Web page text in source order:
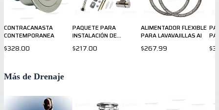
CONTRACANASTA
CONTEMPORANEA
$328.00
PAQUETE PARA
INSTALACIÓN DE
$217.00
ALIMENTADOR FLEXIBLE
PARA LAVAVAJILLAS AI
$267.99
Más de Drenaje